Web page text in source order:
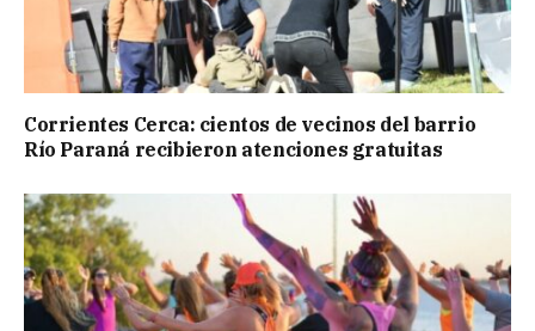
Corrientes Cerca: cientos de vecinos del barrio
Río Paraná recibieron atenciones gratuitas